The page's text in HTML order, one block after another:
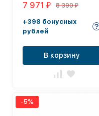
Heavy
7 971₽ 8 390₽
+398 бонусных
рублей
В корзину
-5%